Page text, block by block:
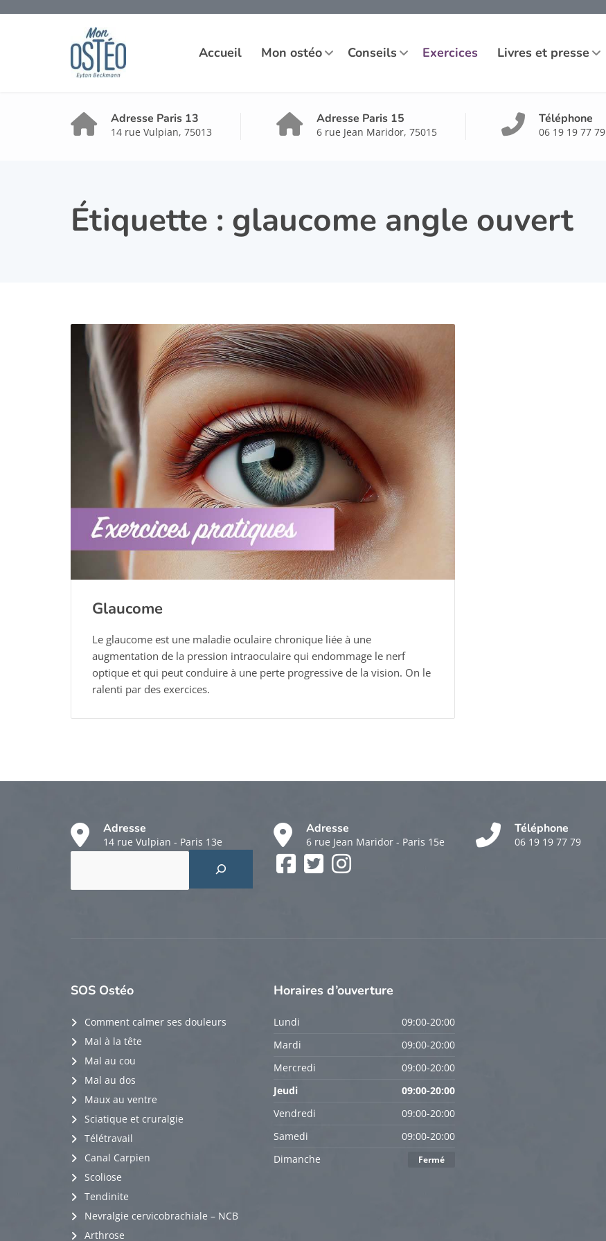
Accueil Mon ostéo Conseils Exercices Livres et presse
Adresse Paris 13
14 rue Vulpian, 75013
Adresse Paris 15
6 rue Jean Maridor, 75015
Téléphone
06 19 19 77 79
Étiquette : glaucome angle ouvert
Glaucome
Le glaucome est une maladie oculaire chronique liée à une
augmentation de la pression intraoculaire qui endommage le nerf
optique et qui peut conduire à une perte progressive de la vision. On le
ralenti par des exercices.
Adresse
14 rue Vulpian - Paris 13e
Adresse
6 rue Jean Maridor - Paris 15e
Téléphone
06 19 19 77 79
Facebook
SOS Ostéo
Comment calmer ses douleurs
Mal à la tête
Mal au cou
Mal au dos
Maux au ventre
Sciatique et cruralgie
Télétravail
Canal Carpien
Scoliose
Tendinite
Nevralgie cervicobrachiale – NCB
Arthrose
Horaires d’ouverture
Lundi
09:00-20:00
Mardi
09:00-20:00
Mercredi
09:00-20:00
Jeudi
09:00-20:00
Vendredi
09:00-20:00
Samedi
09:00-20:00
Dimanche
Fermé